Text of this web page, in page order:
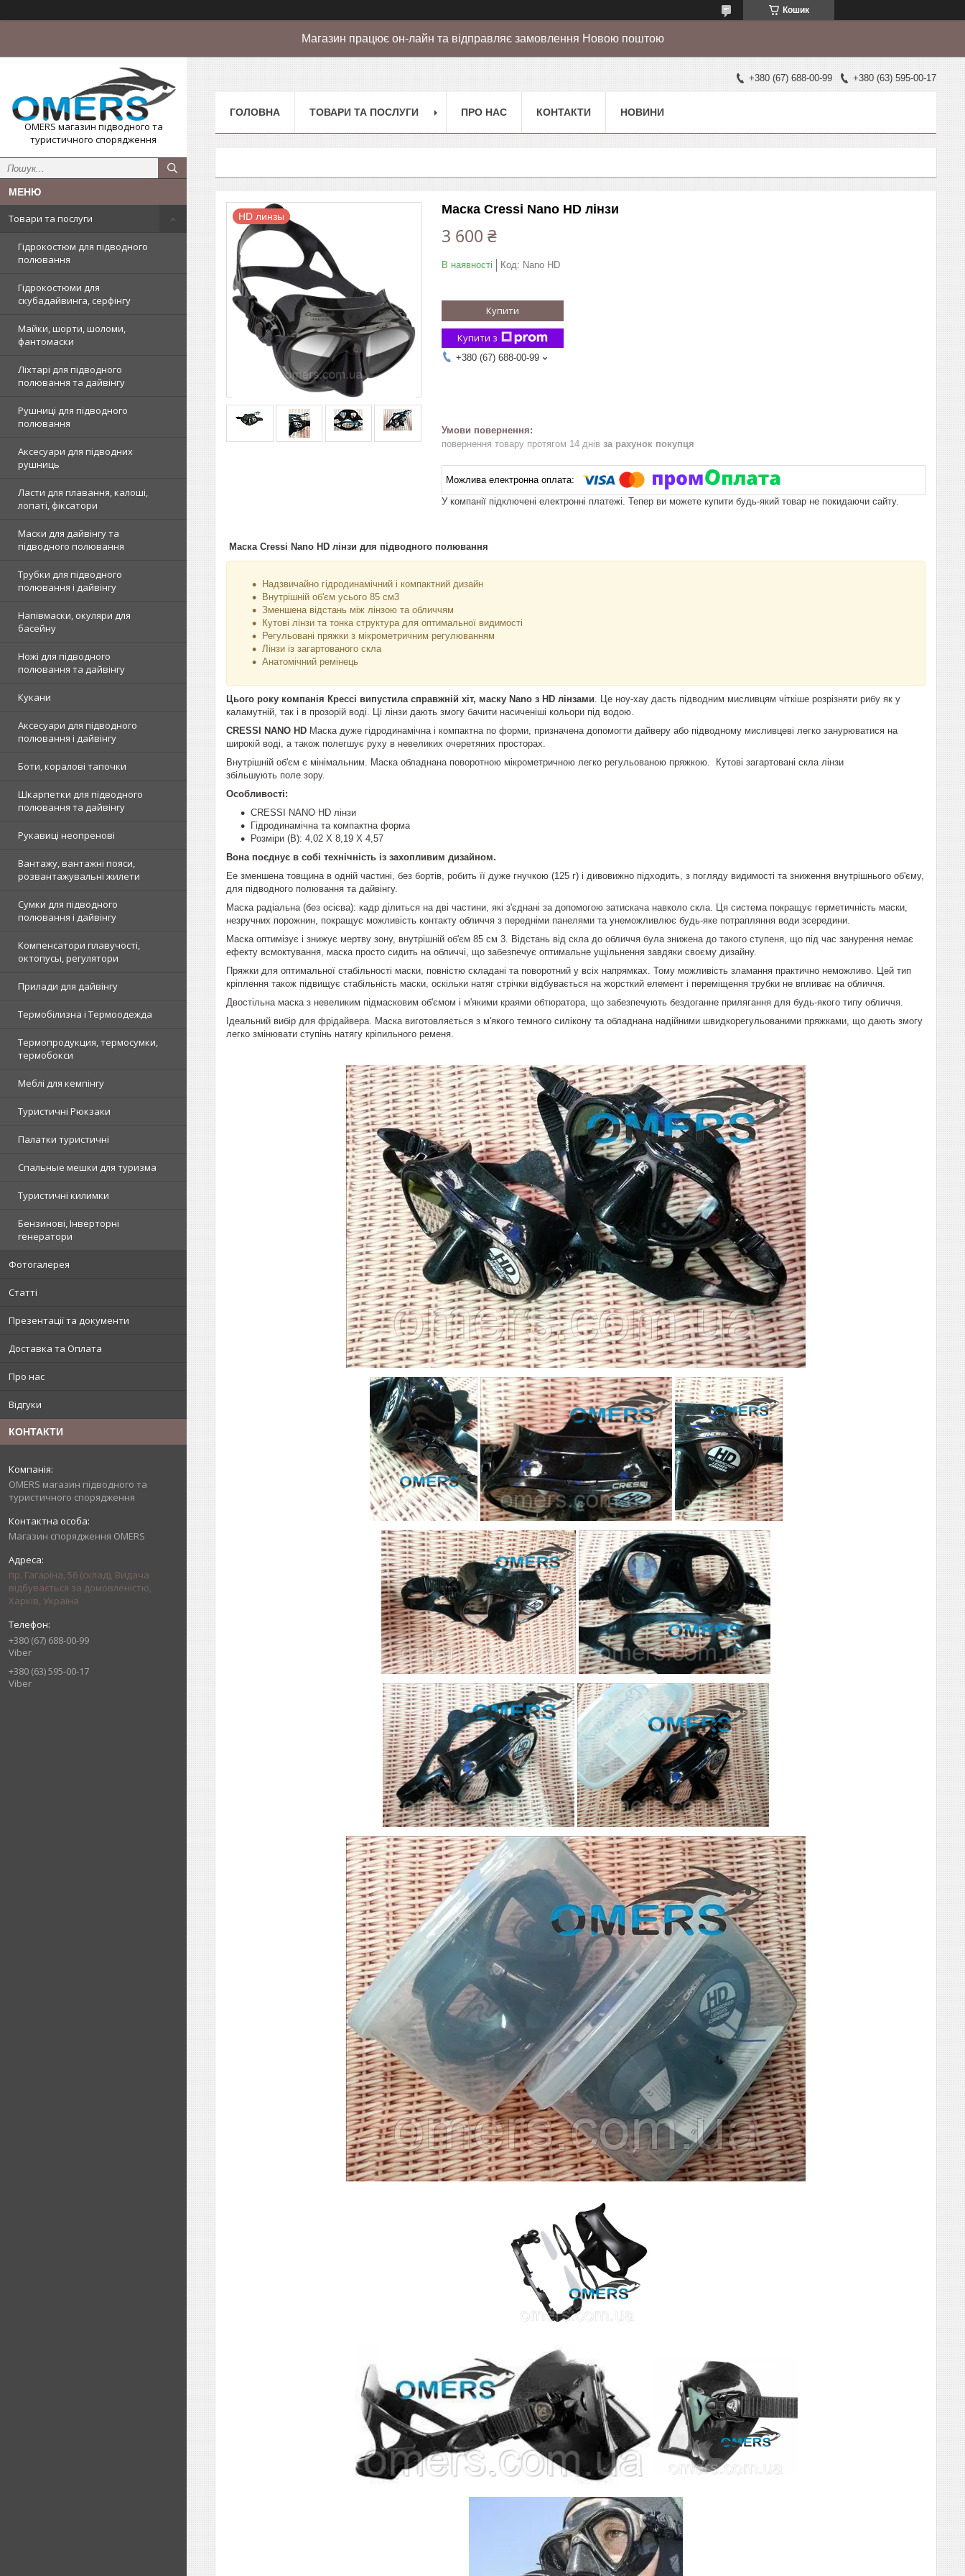
Кошик
Магазин працює он-лайн та відправляє замовлення Новою поштою
OMERS магазин підводного та
туристичного спорядження
Товари та послуги
Гідрокостюм для підводного
полювання
Гідрокостюми для
скубадайвинга, серфінгу
Майки, шорти, шоломи,
фантомаски
Ліхтарі для підводного
полювання та дайвінгу
Рушниці для підводного
полювання
Аксесуари для підводних
рушниць
Ласти для плавання, калоші,
лопаті, фіксатори
Маски для дайвінгу та
підводного полювання
Трубки для підводного
полювання і дайвінгу
Напівмаски, окуляри для
басейну
Ножі для підводного
полювання та дайвінгу
Кукани
Аксесуари для підводного
полювання і дайвінгу
Боти, коралові тапочки
Шкарпетки для підводного
полювання та дайвінгу
Рукавиці неопренові
Вантажу, вантажні пояси,
розвантажувальні жилети
Сумки для підводного
полювання і дайвінгу
Компенсатори плавучості,
октопусы, регулятори
Прилади для дайвінгу
Термобілизна і Термоодежда
Термопродукция, термосумки,
термобокси
Меблі для кемпінгу
Туристичні Рюкзаки
Палатки туристичні
Спальные мешки для туризма
Туристичні килимки
Бензинові, Інверторні
генератори
Фотогалерея
Статті
Презентації та документи
Доставка та Оплата
Про нас
Відгуки
КОНТАКТИ
OMERS магазин підводного та
туристичного спорядження
Магазин спорядження OMERS
пр. Гагаріна, 56 (склад), Видача
відбувається за домовленістю,
Харків, Україна
+380 (67) 688-00-99
Viber
+380 (63) 595-00-17
Viber
+380 (67) 688-00-99 +380 (63) 595-00-17
ГОЛОВНА ТОВАРИ ТА ПОСЛУГИ ПРО НАС КОНТАКТИ НОВИНИ
HD линзы Маска Cressi Nano HD лінзи
3 600 ₴
В наявності Код: Nano HD
Купити
Купити з
+380 (67) 688-00-99
повернення товару протягом 14 днів за рахунок покупця
У компанії підключені електронні платежі. Тепер ви можете купити будь-який товар не покидаючи сайту.
Маска Cressi Nano HD лінзи для підводного полювання
Надзвичайно гідродинамічний і компактний дизайн
Внутрішній об'єм усього 85 см3
Зменшена відстань між лінзою та обличчям
Кутові лінзи та тонка структура для оптимальної видимості
Регульовані пряжки з мікрометричним регулюванням
Лінзи із загартованого скла
Анатомічний ремінець
Цього року компанія Крессі випустила справжній хіт, маску Nano з HD лінзами . Це ноу-хау дасть підводним мисливцям чіткіше розрізняти рибу як у
каламутній, так і в прозорій воді. Ці лінзи дають змогу бачити насиченіші кольори під водою.
CRESSI NANO HD Маска дуже гідродинамічна і компактна по форми, призначена допомогти дайверу або підводному мисливцеві легко занурюватися на
широкій воді, а також полегшує руху в невеликих очеретяних просторах.
Внутрішній об'єм є мінімальним. Маска обладнана поворотною мікрометричною легко регульованою пряжкою. Кутові загартовані скла лінзи
збільшують поле зору.
Особливості:
CRESSI NANO HD лінзи
Гідродинамічна та компактна форма
Розміри (В): 4,02 X 8,19 X 4,57
Вона поєднує в собі технічність із захопливим дизайном.
Ее зменшена товщина в одній частині, без бортів, робить її дуже гнучкою (125 г) і дивовижно підходить, з погляду видимості та зниження внутрішнього об'єму,
для підводного полювання та дайвінгу.
Маска радіальна (без осієва): кадр ділиться на дві частини, які з'єднані за допомогою затискача навколо скла. Ця система покращує герметичність маски,
незручних порожнин, покращує можливість контакту обличчя з передніми панелями та унеможливлює будь-яке потрапляння води зсередини.
Маска оптимізує і знижує мертву зону, внутрішній об'єм 85 см 3. Відстань від скла до обличчя була знижена до такого ступеня, що під час занурення немає
ефекту всмоктування, маска просто сидить на обличчі, що забезпечує оптимальне ущільнення завдяки своєму дизайну.
Пряжки для оптимальної стабільності маски, повністю складані та поворотний у всіх напрямках. Тому можливість зламання практично неможливо. Цей тип
кріплення також підвищує стабільність маски, оскільки натяг стрічки відбувається на жорсткий елемент і переміщення трубки не впливає на обличчя.
Двостільна маска з невеликим підмасковим об'ємом і м'якими краями обтюратора, що забезпечують бездоганне прилягання для будь-якого типу обличчя.
Ідеальний вибір для фрідайвера. Маска виготовляється з м'якого темного силікону та обладнана надійними швидкорегульованими пряжками, що дають змогу
легко змінювати ступінь натягу кріпильного ременя.